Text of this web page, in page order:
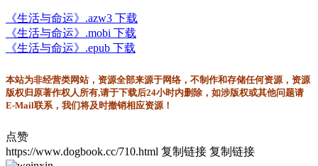
《生活与命运》.azw3 下载
《生活与命运》.mobi 下载
《生活与命运》.epub 下载
本站为非经营类网站，资源全部来源于网络，不制作和存储任何资源，资源
版权归原著作权人所有,请于下载后24小时内删除，如涉版权或其他问题请
E-Mail联系，我们将及时撤销相应资源！
点赞
https://www.dogbook.cc/710.html 复制链接 复制链接